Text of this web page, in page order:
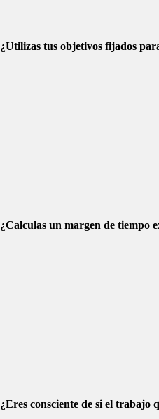
¿Utilizas tus objetivos fijados
¿Calculas un margen de tiempo
¿Eres consciente de si el trabajo